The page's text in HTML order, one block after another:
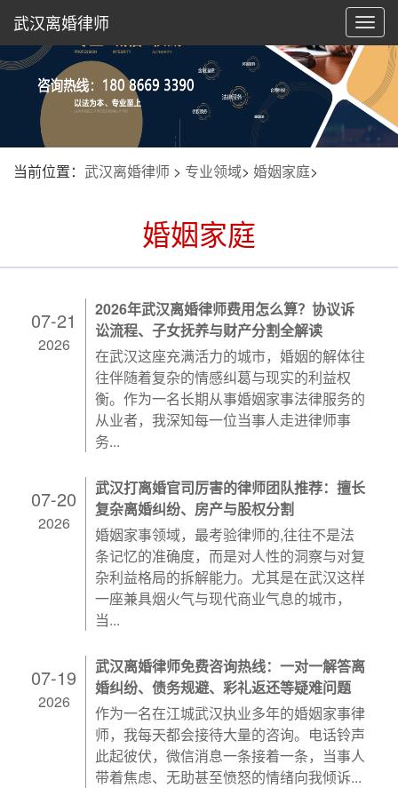
切
换
航
武汉离婚律师
当前位置： 武汉离婚律师 > 专业领域> 婚姻家庭>
婚姻家庭
07-21
2026
2026年武汉离婚律师费用怎么算？协议诉
讼流程、子女抚养与财产分割全解读
在武汉这座充满活力的城市，婚姻的解体往
往伴随着复杂的情感纠葛与现实的利益权
衡。作为一名长期从事婚姻家事法律服务的
从业者，我深知每一位当事人走进律师事
务...
07-20
2026
武汉打离婚官司厉害的律师团队推荐：擅长
复杂离婚纠纷、房产与股权分割
婚姻家事领域，最考验律师的,往往不是法
条记忆的准确度，而是对人性的洞察与对复
杂利益格局的拆解能力。尤其是在武汉这样
一座兼具烟火气与现代商业气息的城市，
当...
07-19
2026
武汉离婚律师免费咨询热线：一对一解答离
婚纠纷、债务规避、彩礼返还等疑难问题
作为一名在江城武汉执业多年的婚姻家事律
师，我每天都会接待大量的咨询。电话铃声
此起彼伏，微信消息一条接着一条，当事人
带着焦虑、无助甚至愤怒的情绪向我倾诉...